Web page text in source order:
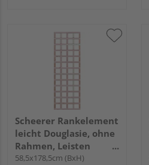
Scheerer Rankelement
leicht Douglasie, ohne
Rahmen, Leisten
2x4cm
58,5x178,5cm (BxH)